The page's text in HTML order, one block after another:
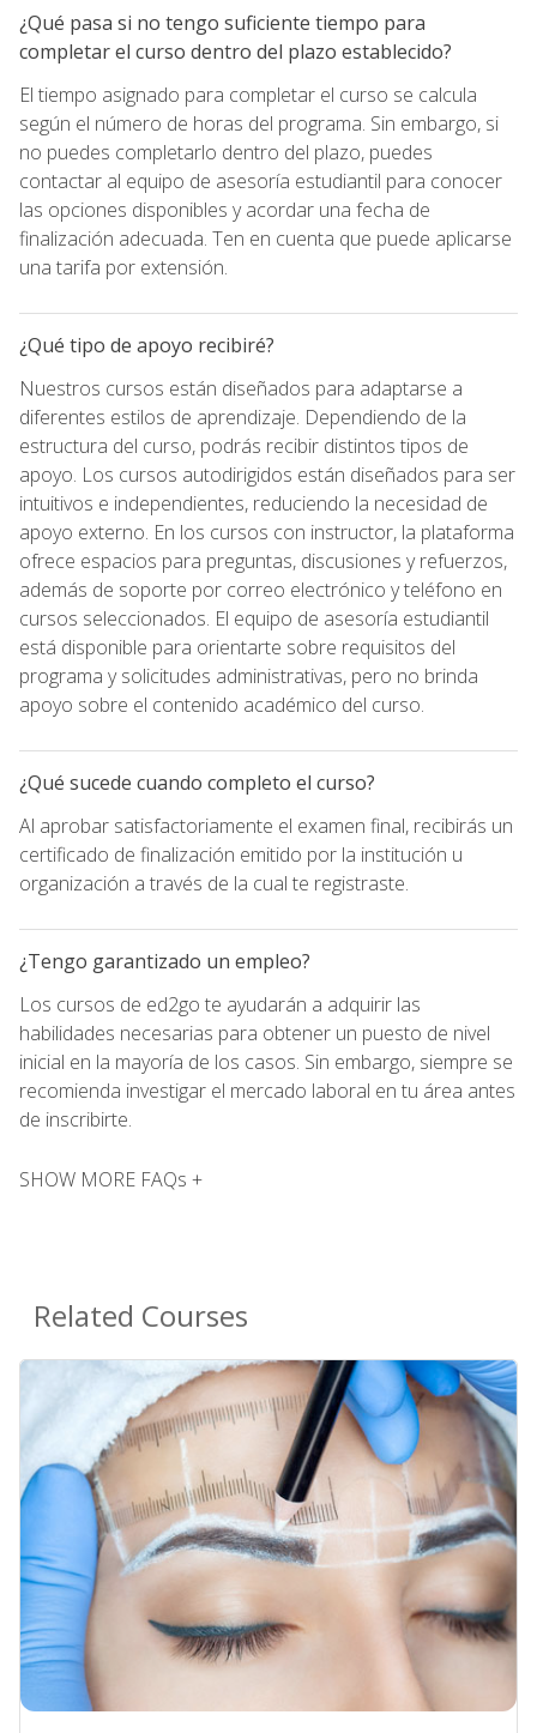
¿Qué pasa si no tengo suficiente tiempo para
completar el curso dentro del plazo establecido?
El tiempo asignado para completar el curso se calcula
según el número de horas del programa. Sin embargo, si
no puedes completarlo dentro del plazo, puedes
contactar al equipo de asesoría estudiantil para conocer
las opciones disponibles y acordar una fecha de
finalización adecuada. Ten en cuenta que puede aplicarse
una tarifa por extensión.
¿Qué tipo de apoyo recibiré?
Nuestros cursos están diseñados para adaptarse a
diferentes estilos de aprendizaje. Dependiendo de la
estructura del curso, podrás recibir distintos tipos de
apoyo. Los cursos autodirigidos están diseñados para ser
intuitivos e independientes, reduciendo la necesidad de
apoyo externo. En los cursos con instructor, la plataforma
ofrece espacios para preguntas, discusiones y refuerzos,
además de soporte por correo electrónico y teléfono en
cursos seleccionados. El equipo de asesoría estudiantil
está disponible para orientarte sobre requisitos del
programa y solicitudes administrativas, pero no brinda
apoyo sobre el contenido académico del curso.
¿Qué sucede cuando completo el curso?
Al aprobar satisfactoriamente el examen final, recibirás un
certificado de finalización emitido por la institución u
organización a través de la cual te registraste.
¿Tengo garantizado un empleo?
Los cursos de ed2go te ayudarán a adquirir las
habilidades necesarias para obtener un puesto de nivel
inicial en la mayoría de los casos. Sin embargo, siempre se
recomienda investigar el mercado laboral en tu área antes
de inscribirte.
SHOW MORE FAQs +
Related Courses